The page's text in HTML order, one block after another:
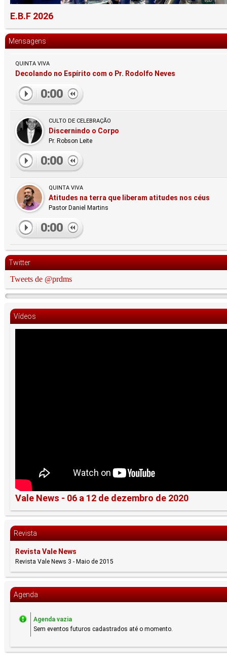
E.B.F 2026
Mensagens
QUINTA VIVA
Decolando no Espírito com o Pr. Rodolfo Neves
0:00
CULTO DE CELEBRAÇÃO
Discernindo o Corpo
Pr. Robson Leite
0:00
QUINTA VIVA
Atitudes na terra que liberam atitudes nos céus
Pastor Daniel Martins
0:00
Twitter
Tweets de @prdms
Vídeos
Vale News - 06 a 12 de dezembro de 2020
Revista
Revista Vale News
Revista Vale News 3 - Maio de 2015
Agenda
Agenda vazia
Sem eventos futuros cadastrados até o momento.